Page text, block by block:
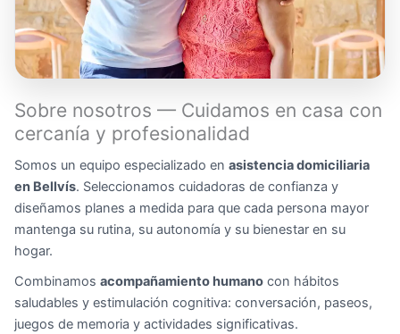
Sobre nosotros — Cuidamos en casa con
cercanía y profesionalidad
Somos un equipo especializado en asistencia domiciliaria
en Bellvís. Seleccionamos cuidadoras de confianza y
diseñamos planes a medida para que cada persona mayor
mantenga su rutina, su autonomía y su bienestar en su
hogar.
Combinamos acompañamiento humano con hábitos
saludables y estimulación cognitiva: conversación, paseos,
juegos de memoria y actividades significativas.